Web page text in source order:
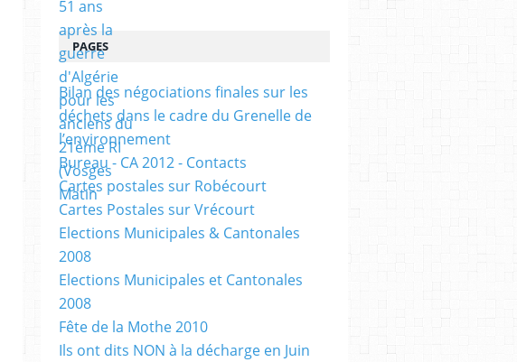
PAGES
Bilan des négociations finales sur les
déchets dans le cadre du Grenelle de
l’environnement
Bureau - CA 2012 - Contacts
Cartes postales sur Robécourt
Cartes Postales sur Vrécourt
Elections Municipales & Cantonales
2008
Elections Municipales et Cantonales
2008
Fête de la Mothe 2010
Ils ont dits NON à la décharge en Juin